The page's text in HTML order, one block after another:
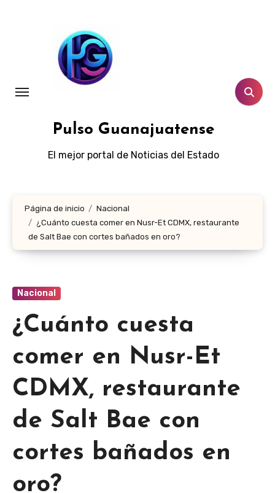
Pulso Guanajuatense
El mejor portal de Noticias del Estado
Página de inicio
Nacional
¿Cuánto cuesta comer en Nusr-Et CDMX, restaurante
de Salt Bae con cortes bañados en oro?
Nacional
¿Cuánto cuesta
comer en Nusr-Et
CDMX, restaurante
de Salt Bae con
cortes bañados en
oro?